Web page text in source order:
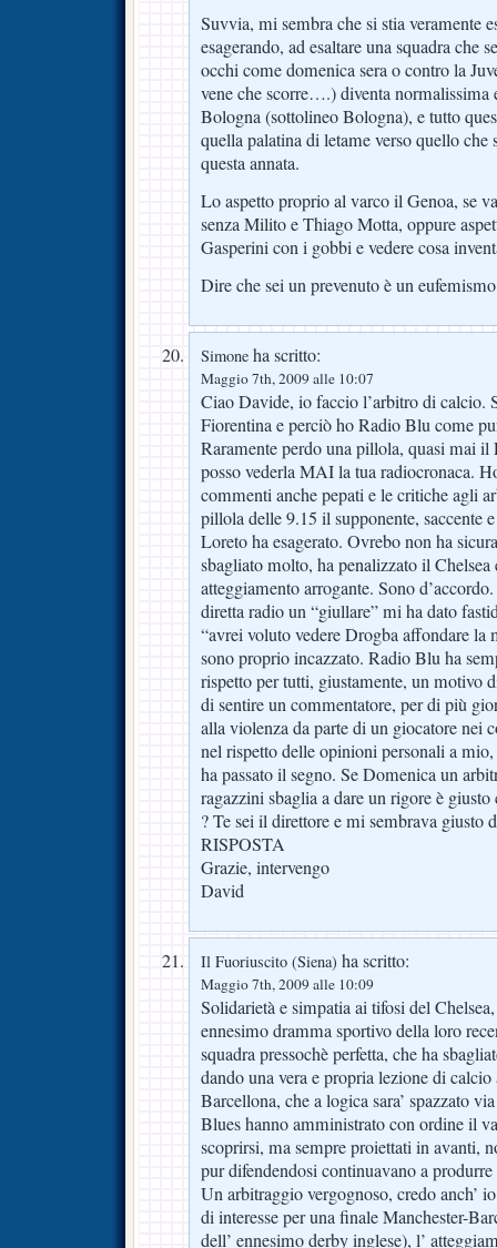
Suvvia, mi sembra che si stia veramente
esagerando, ad esaltare una squadra che
occhi come domenica sera o contro la
vene che scorre….) diventa normalissima
Bologna (sottolineo Bologna), e tutto
quella palatina di letame verso quello
questa annata.
Lo aspetto proprio al varco il Genoa, se
senza Milito e Thiago Motta, oppure
Gasperini con i gobbi e vedere cosa
Dire che sei un prevenuto è un
Simone ha scritto:
Maggio 7th, 2009 alle 10:07
Ciao Davide, io faccio l’arbitro di calcio.
Fiorentina e perciò ho Radio Blu come
Raramente perdo una pillola, quasi mai il
posso vederla MAI la tua radiocronaca.
commenti anche pepati e le critiche agli
pillola delle 9.15 il supponente, saccente
Loreto ha esagerato. Ovrebo non ha
sbagliato molto, ha penalizzato il Chelsea
atteggiamento arrogante. Sono
diretta radio un “giullare” mi ha dato
“avrei voluto vedere Drogba affondare la
sono proprio incazzato. Radio Blu ha
rispetto per tutti, giustamente, un motivo
di sentire un commentatore, per di più
alla violenza da parte di un giocatore nei
nel rispetto delle opinioni personali a
ha passato il segno. Se Domenica un
ragazzini sbaglia a dare un rigore è
? Te sei il direttore e mi sembrava giusto
RISPOSTA
Grazie, intervengo
David
Il Fuoriuscito (Siena) ha scritto:
Maggio 7th, 2009 alle 10:09
Solidarietà e simpatia ai tifosi del
ennesimo dramma sportivo della loro
squadra pressochè perfetta, che ha
dando una vera e propria lezione di
Barcellona, che a logica sara’ spazzato
Blues hanno amministrato con ordine il
scoprirsi, ma sempre proiettati in avanti,
pur difendendosi continuavano a
Un arbitraggio vergognoso, credo anch’
di interesse per una finale Manchester-
dell’ ennesimo derby inglese), l’